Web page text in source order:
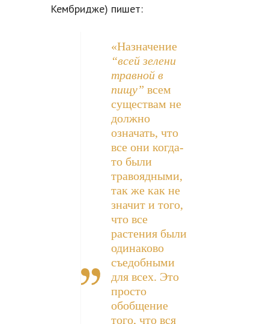
Кембридже) пишет:
«Назначение
“всей зелени
травной в
пищу” всем
существам не
должно
означать, что
все они когда-
то были
травоядными,
так же как не
значит и того,
что все
растения были
одинаково
съедобными
для всех. Это
просто
обобщение
того, что вся